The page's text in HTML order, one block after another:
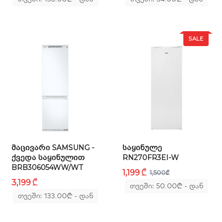
1.04 kW
მაცივრის კამერის მახასიათებლები
სისტემა
მშრალი
თაროების რაოდენობა
ᲛᲐᲪᲘᲕᲐᲠᲘ SAMSUNG -
ᲥᲕᲔᲓᲐ ᲡᲐᲧᲘᲜᲣᲚᲘᲗ
BRB306054WW/WT
3,199 ₾
თვეში: 133.00₾ - დან
SALE
ᲡᲐᲧᲘᲜᲣᲚᲔ
RN270FR3EI-W
1,199 ₾ 1,500₾
თვეში: 50.00₾ - დან